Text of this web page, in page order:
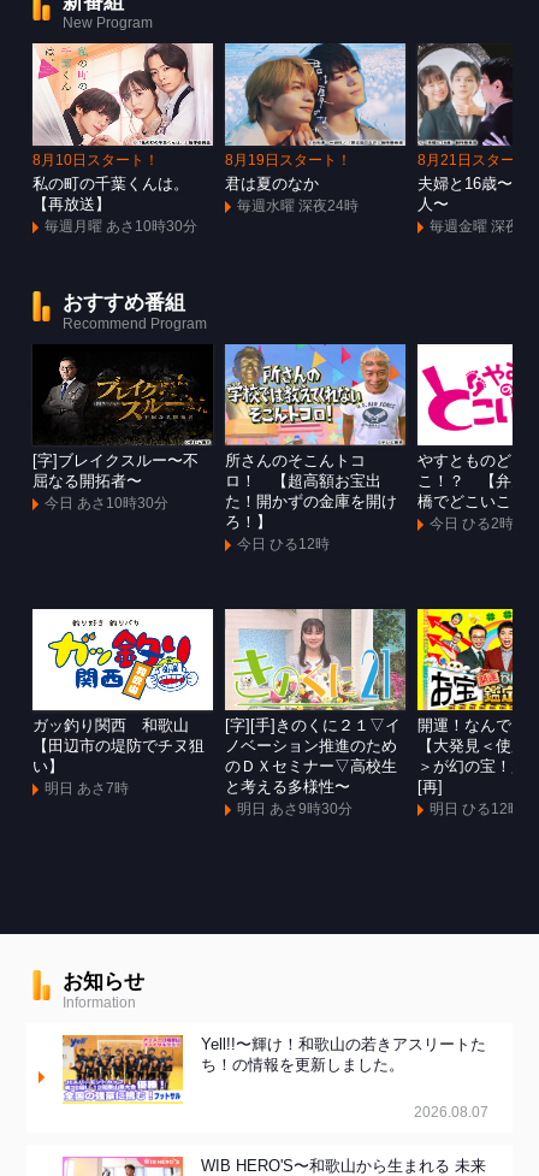
New Program
8月10日スタート！
私の町の千葉くんは。
【再放送】
毎週月曜 あさ10時30分
8月19日スタート！
君は夏のなか
毎週水曜 深夜24時
8月21日スタート
夫婦と16歳〜狂
人〜
毎週金曜 深夜1
おすすめ番組
Recommend Program
[字]ブレイクスルー〜不
屈なる開拓者〜
今日 あさ10時30分
所さんのそこんトコ
ロ！ 【超高額お宝出
た！開かずの金庫を開け
ろ！】
今日 ひる12時
やすとものどこ
こ！？ 【弁天
橋でどこいこ！
今日 ひる2時
ガッ釣り関西 和歌山
【田辺市の堤防でチヌ狙
い】
明日 あさ7時
[字][手]きのくに２１▽イ
ノベーション推進のため
のＤＸセミナー▽高校生
と考える多様性〜
明日 あさ9時30分
開運！なんで
【大発見＜使用
＞が幻の宝！超
[再]
明日 ひる12時
お知らせ
Information
Yell!!〜輝け！和歌山の若きアスリートた
ち！の情報を更新しました。
2026.08.07
WIB HERO'S〜和歌山から生まれる 未来